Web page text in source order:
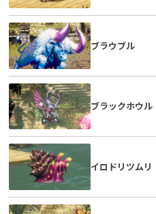
ブラウブル
ブラックホウル
イロドリツムリ